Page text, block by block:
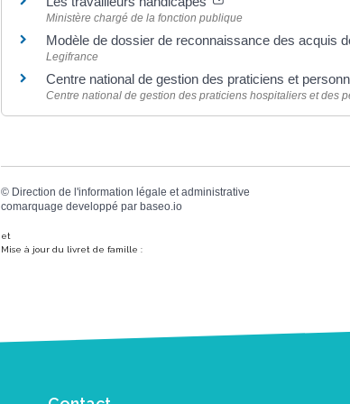
Ministère chargé de la fonction publique
Modèle de dossier de reconnaissance des acquis
Legifrance
Centre national de gestion des praticiens et
Centre national de gestion des praticiens hospitaliers et des
© Direction de l'information légale et administrative
comarquage developpé par baseo.io
et
Mise à jour du livret de famille :